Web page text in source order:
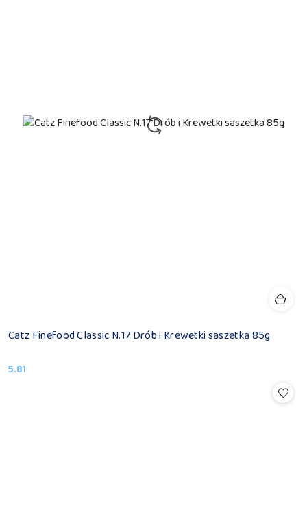
Catz Finefood Classic N.17 Drób i Krewetki saszetka 85g
Cena:
5.81